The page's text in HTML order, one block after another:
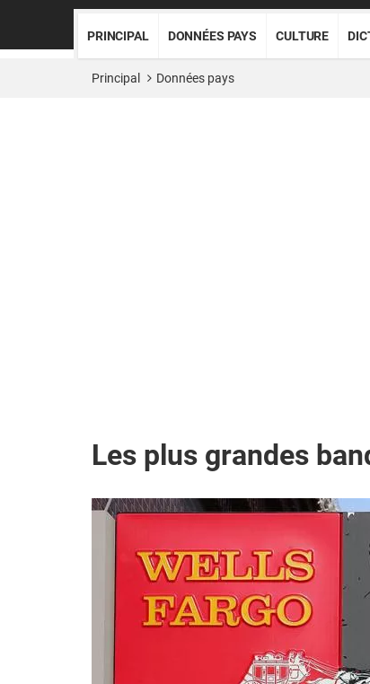
PRINCIPAL DONNÉES PAYS CULTURE
Principal Données pays
Les plus grandes